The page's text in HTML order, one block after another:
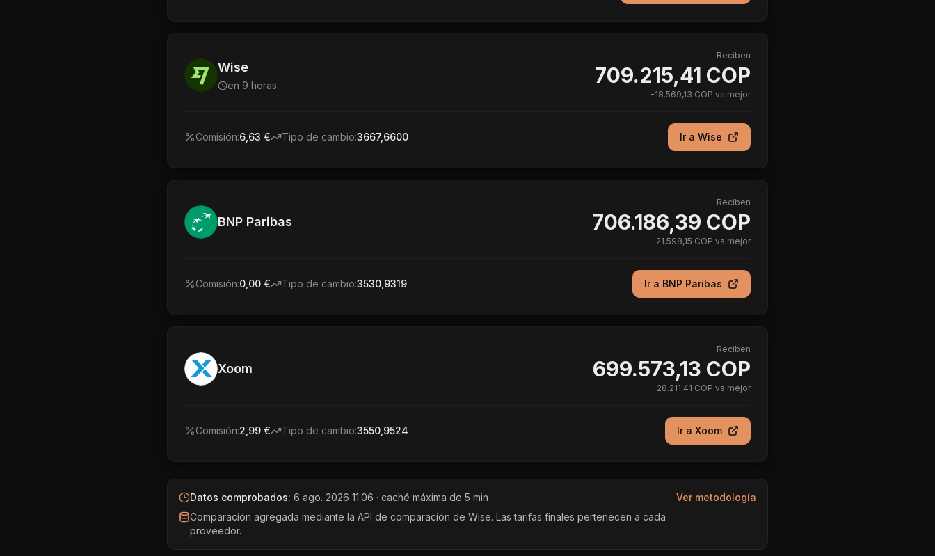
Wise
en 9 horas
Reciben
709.215,41 COP
-18.569,13 COP vs mejor
Comisión:6,63 € Tipo de cambio:3667,6600 Ir a Wise
BNP Paribas
Reciben
706.186,39 COP
-21.598,15 COP vs mejor
Comisión:0,00 € Tipo de cambio:3530,9319 Ir a BNP Paribas
Xoom
Reciben
699.573,13 COP
-28.211,41 COP vs mejor
Comisión:2,99 € Tipo de cambio:3550,9524 Ir a Xoom
Datos comprobados: 6 ago. 2026 11:06 · caché máxima de 5 min
Comparación agregada mediante la API de comparación de Wise. Las tarifas finales pertenecen a cada
proveedor.
Ver metodología